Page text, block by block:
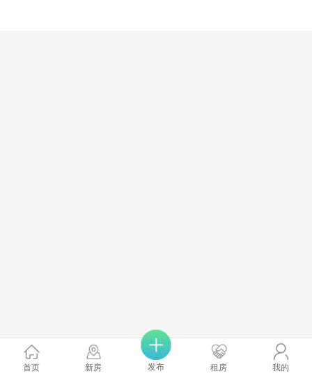
首页 新房 发布 租房 我的